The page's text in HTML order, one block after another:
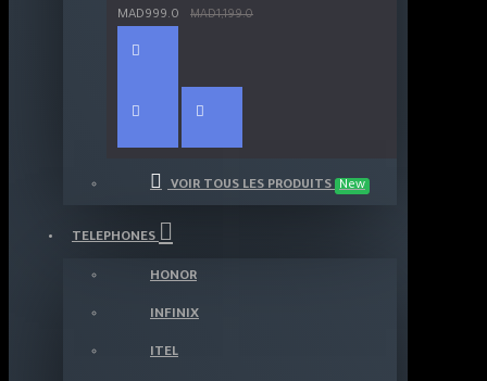
MAD999.0
MAD1,199.0
VOIR TOUS LES PRODUITS New
TELEPHONES
HONOR
INFINIX
ITEL